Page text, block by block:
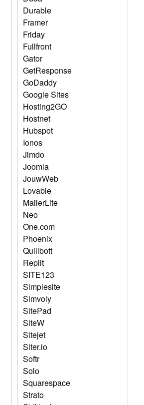
Durable
Framer
Friday
Fullfront
Gator
GetResponse
GoDaddy
Google Sites
Hosting2GO
Hostnet
Hubspot
Ionos
Jimdo
Joomla
JouwWeb
Lovable
MailerLite
Neo
One.com
Phoenix
Quillbott
Replit
SITE123
Simplesite
Simvoly
SitePad
SiteW
Sitejet
Siter.io
Softr
Solo
Squarespace
Strato